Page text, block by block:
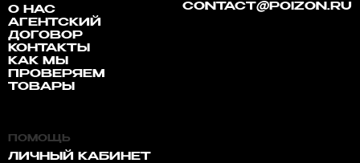
О НАС
АГЕНТСКИЙ
ДОГОВОР
КОНТАКТЫ
КАК МЫ
ПРОВЕРЯЕМ
ТОВАРЫ
CONTACT@POIZON.RU
ПОМОЩЬ
ЛИЧНЫЙ КАБИНЕТ